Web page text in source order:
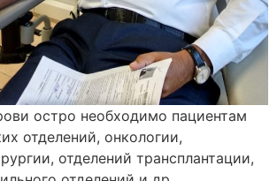
остро необходимо пациентам
отделений, онкологии,
отделений трансплантации,